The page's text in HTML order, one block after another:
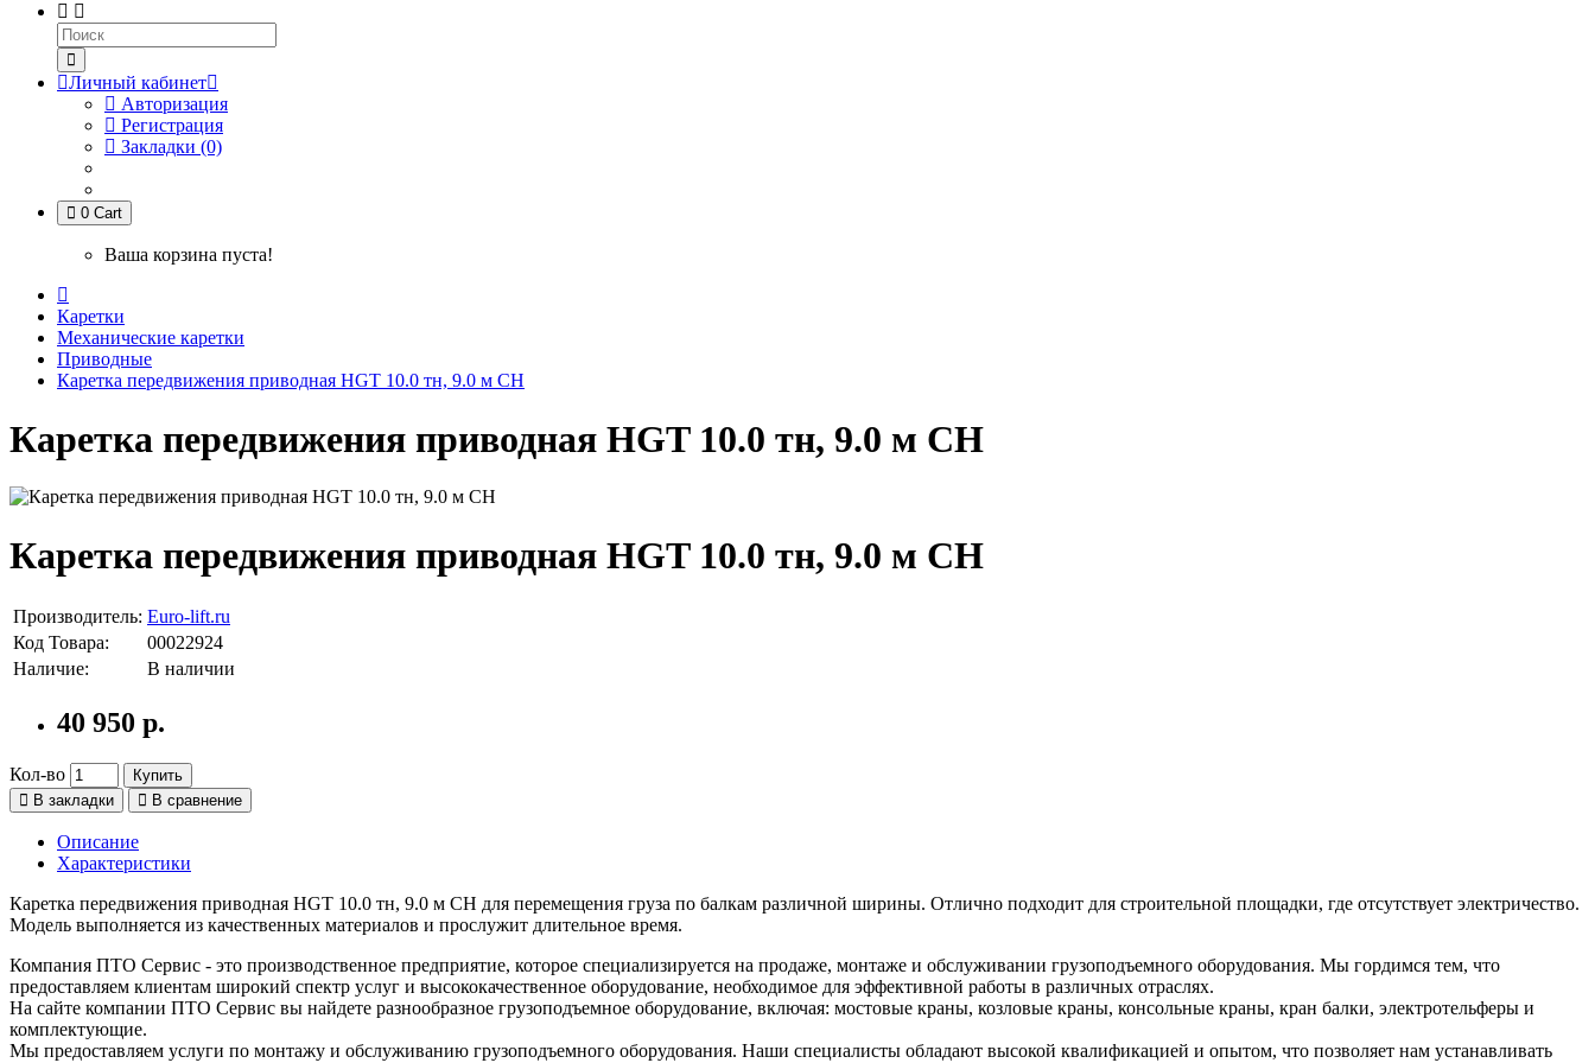
Личный кабинет
Авторизация
Регистрация
Закладки (0)
0 Cart
Ваша корзина пуста!
Каретки
Механические каретки
Приводные
Каретка передвижения приводная HGT 10.0 тн, 9.0 м СН
Каретка передвижения приводная HGT 10.0 тн, 9.0 м СН
Каретка передвижения приводная HGT 10.0 тн, 9.0 м СН
Производитель: Euro-lift.ru
Код Товара:
00022924
Наличие:
В наличии
40 950 р.
Кол-во
Купить
В закладки
В сравнение
Описание
Характеристики
Каретка передвижения приводная HGT 10.0 тн, 9.0 м СН для перемещения груза по балкам различной ширины. Отлично подходит для строительной площадки, где отсутствует электричество.
Модель выполняется из качественных материалов и прослужит длительное время.
Компания ПТО Сервис - это производственное предприятие, которое специализируется на продаже, монтаже и обслуживании грузоподъемного оборудования. Мы гордимся тем, что
предоставляем клиентам широкий спектр услуг и высококачественное оборудование, необходимое для эффективной работы в различных отраслях.
На сайте компании ПТО Сервис вы найдете разнообразное грузоподъемное оборудование, включая: мостовые краны, козловые краны, консольные краны, кран балки, электротельферы и
комплектующие.
Мы предоставляем услуги по монтажу и обслуживанию грузоподъемного оборудования. Наши специалисты обладают высокой квалификацией и опытом, что позволяет нам устанавливать